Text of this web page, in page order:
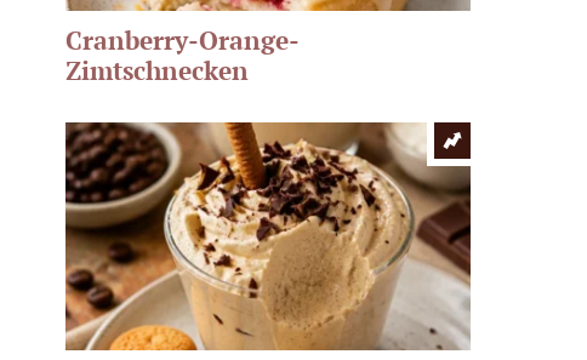
Cranberry-Orange-
Zimtschnecken